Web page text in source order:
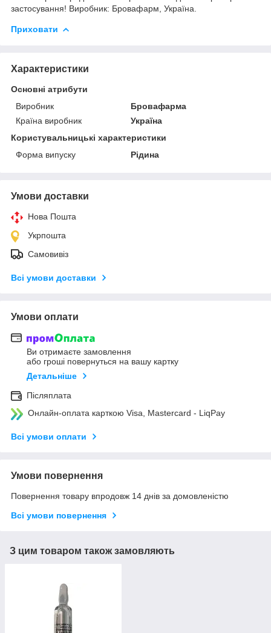
застосування! Виробник: Бровафарм, Україна.
Приховати
Характеристики
Основні атрибути
Виробник
Бровафарма
Країна виробник
Україна
Користувальницькі характеристики
Форма випуску
Рідина
Умови доставки
Нова Пошта
Укрпошта
Самовивіз
Всі умови доставки
Умови оплати
Ви отримаєте замовлення
або гроші повернуться на вашу картку
Детальніше
Післяплата
Онлайн-оплата карткою Visa, Mastercard - LiqPay
Всі умови оплати
Умови повернення
Повернення товару впродовж 14 днів за домовленістю
Всі умови повернення
З цим товаром також замовляють